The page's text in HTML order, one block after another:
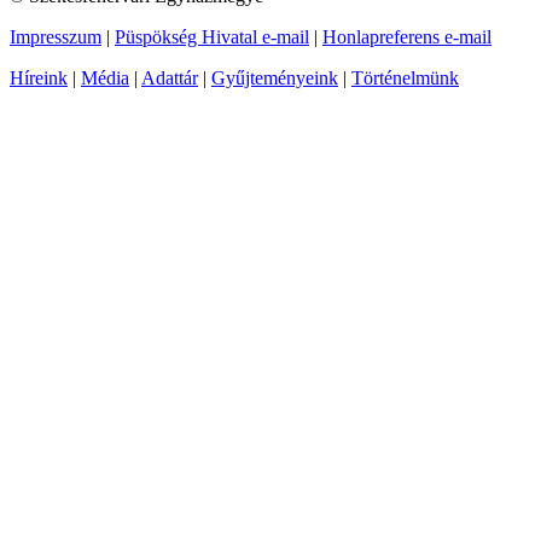
Impresszum | Püspökség Hivatal e-mail | Honlapreferens e-mail
Híreink | Média | Adattár| Gyűjteményeink | Történelmünk